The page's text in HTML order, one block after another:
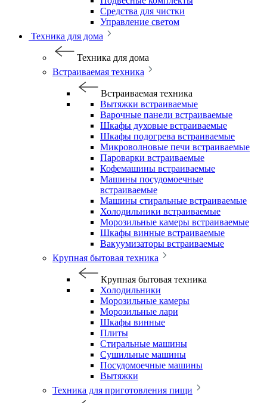
Средства для чистки
Управление светом
Техника для дома
Техника для дома
Встраиваемая техника
Встраиваемая техника
Вытяжки встраиваемые
Варочные панели встраиваемые
Шкафы духовые встраиваемые
Шкафы подогрева встраиваемые
Микроволновые печи встраиваемые
Пароварки встраиваемые
Кофемашины встраиваемые
Машины посудомоечные
встраиваемые
Машины стиральные встраиваемые
Холодильники встраиваемые
Морозильные камеры встраиваемые
Шкафы винные встраиваемые
Вакуумизаторы встраиваемые
Крупная бытовая техника
Крупная бытовая техника
Холодильники
Морозильные камеры
Морозильные лари
Шкафы винные
Плиты
Стиральные машины
Сушильные машины
Посудомоечные машины
Вытяжки
Техника для приготовления пищи